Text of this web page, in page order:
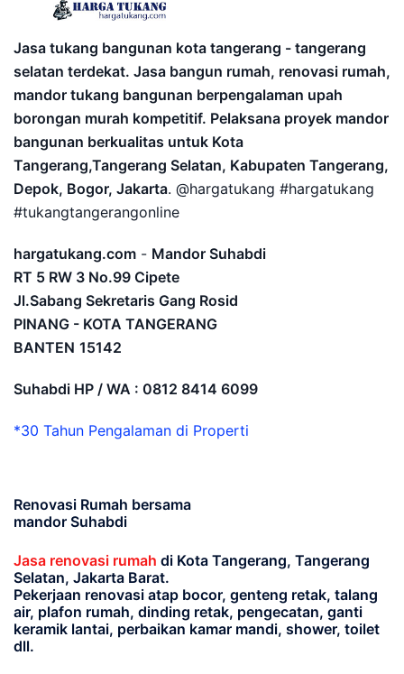
Jasa tukang bangunan kota tangerang - tangerang
selatan terdekat. Jasa bangun rumah, renovasi rumah,
mandor tukang bangunan berpengalaman upah
borongan murah kompetitif. Pelaksana proyek mandor
bangunan berkualitas untuk Kota
Tangerang,Tangerang Selatan, Kabupaten Tangerang,
Depok, Bogor, Jakarta. @hargatukang #hargatukang
#tukangtangerangonline
hargatukang.com - Mandor Suhabdi
RT 5 RW 3 No.99 Cipete
Jl.Sabang Sekretaris Gang Rosid
PINANG - KOTA TANGERANG
BANTEN 15142
Suhabdi HP / WA : 0812 8414 6099
*30 Tahun Pengalaman di Properti
Renovasi Rumah bersama
mandor Suhabdi
Jasa renovasi rumah di Kota Tangerang, Tangerang
Selatan, Jakarta Barat.
Pekerjaan renovasi atap bocor, genteng retak, talang
air, plafon rumah, dinding retak, pengecatan, ganti
keramik lantai, perbaikan kamar mandi, shower, toilet
dll.